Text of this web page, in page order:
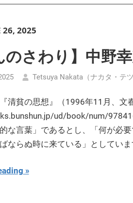
26, 2025
のさわり】中野
Tetsuya Nakata（ナカタ・テツ
清貧の思想』（1996年11月、文
ud/book/num/
的な言葉」であるとし、「何が必
ならぬ時に来ている」としていま